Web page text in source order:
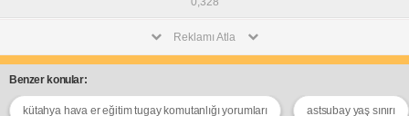
Reklamı Atla
Benzer konular:
kütahya hava er eğitim tugay komutanlığı yorumları astsubay yaş sınırı